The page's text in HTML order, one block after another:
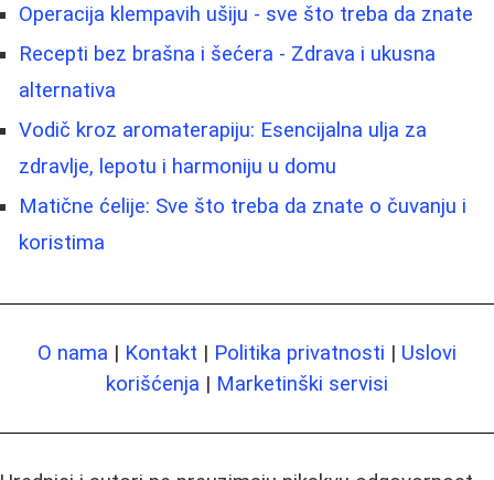
Operacija klempavih ušiju - sve što treba da znate
Recepti bez brašna i šećera - Zdrava i ukusna
alternativa
Vodič kroz aromaterapiju: Esencijalna ulja za
zdravlje, lepotu i harmoniju u domu
Matične ćelije: Sve što treba da znate o čuvanju i
koristima
O nama | Kontakt | Politika privatnosti | Uslovi
korišćenja | Marketinški servisi